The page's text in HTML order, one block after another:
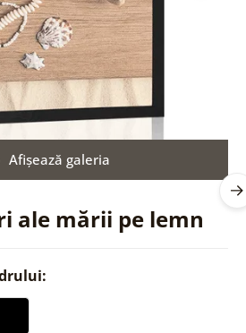
ale mării pe lemn
Afişează galeria